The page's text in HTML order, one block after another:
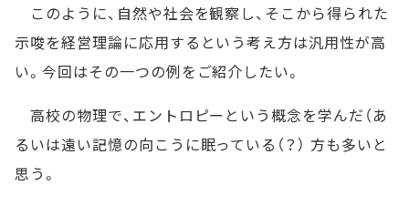
このように、自然や社会を観察し、そこから得られた
示唆を経営理論に応用するという考え方は汎用性が高
い。今回はその一つの例をご紹介したい。
高校の物理で、エントロピーという概念を学んだ（あ
るいは遠い記憶の向こうに眠っている（？） 方も多いと
思う。